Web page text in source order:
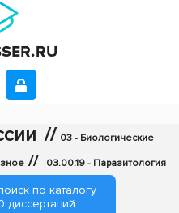
// 03 - Биологические
// 03.00.19 - Паразитология
по каталогу